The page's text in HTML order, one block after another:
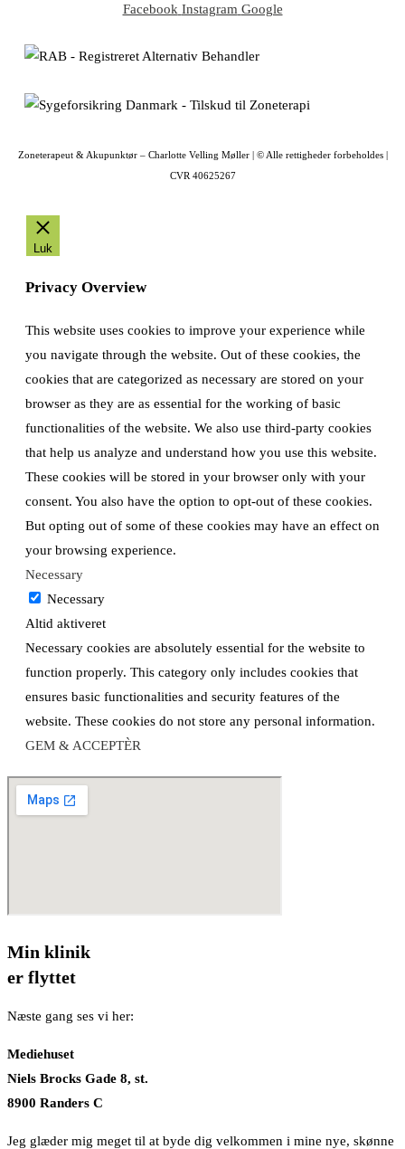
Facebook Instagram Google
Zoneterapeut & Akupunktør – Charlotte Velling Møller | © Alle rettigheder forbeholdes |
CVR 40625267
Luk
Privacy Overview
This website uses cookies to improve your experience while
you navigate through the website. Out of these cookies, the
cookies that are categorized as necessary are stored on your
browser as they are as essential for the working of basic
functionalities of the website. We also use third-party cookies
that help us analyze and understand how you use this website.
These cookies will be stored in your browser only with your
consent. You also have the option to opt-out of these cookies.
But opting out of some of these cookies may have an effect on
your browsing experience.
Necessary
Necessary
Altid aktiveret
Necessary cookies are absolutely essential for the website to
function properly. This category only includes cookies that
ensures basic functionalities and security features of the
website. These cookies do not store any personal information.
GEM & ACCEPTÈR
Min klinik
er flyttet
Næste gang ses vi her:
Mediehuset
Niels Brocks Gade 8, st.
8900 Randers C
Jeg glæder mig meget til at byde dig velkommen i mine nye, skønne